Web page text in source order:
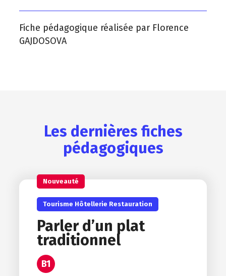
Fiche pédagogique réalisée par Florence
GAJDOSOVA
Les dernières fiches
pédagogiques
Nouveauté
Tourisme Hôtellerie Restauration
Parler d’un plat
traditionnel
B1